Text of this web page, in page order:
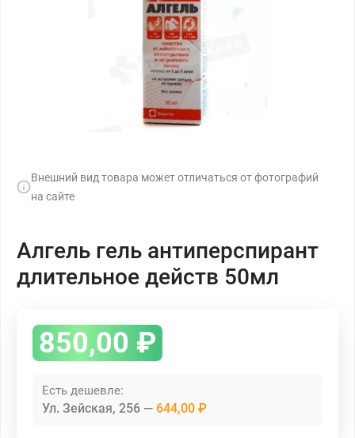
Внешний вид товара может отличаться от фотографий
на сайте
Алгель гель антиперспирант
длительное действ 50мл
850,00 ₽
Есть дешевле:
Ул. Зейская, 256 644,00 ₽